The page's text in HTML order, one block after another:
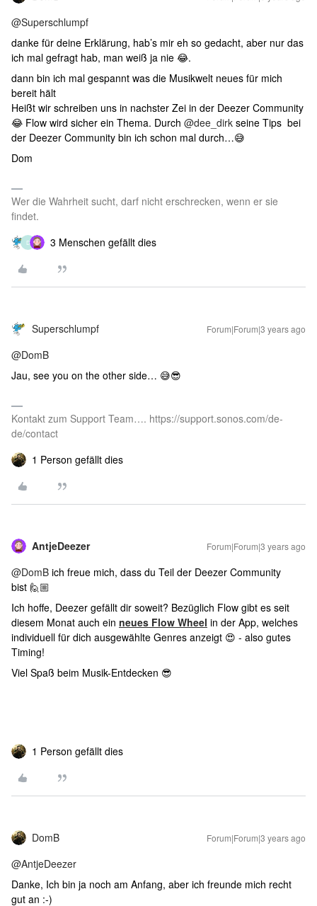
@Superschlumpf
danke für deine Erklärung, hab’s mir eh so gedacht, aber nur das
ich mal gefragt hab, man weiß ja nie 😂.
dann bin ich mal gespannt was die Musikwelt neues für mich
bereit hält
Heißt wir schreiben uns in nachster Zei in der Deezer Community
😂 Flow wird sicher ein Thema. Durch @dee_dirk seine Tips bei
der Deezer Community bin ich schon mal durch…😅
Dom
Wer die Wahrheit sucht, darf nicht erschrecken, wenn er sie
findet.
D 3 Menschen gefällt dies
Superschlumpf Forum|Forum|3 years ago
@DomB
Jau, see you on the other side… 😅😎
Kontakt zum Support Team…. https://support.sonos.com/de-
de/contact
1 Person gefällt dies
AntjeDeezer Forum|Forum|3 years ago
@DomB ich freue mich, dass du Teil der Deezer Community
bist 🙋🏼
Ich hoffe, Deezer gefällt dir soweit? Bezüglich Flow gibt es seit
diesem Monat auch ein neues Flow Wheel in der App, welches
individuell für dich ausgewählte Genres anzeigt 😍 - also gutes
Timing!
Viel Spaß beim Musik-Entdecken 😎
1 Person gefällt dies
DomB Forum|Forum|3 years ago
@AntjeDeezer
Danke, Ich bin ja noch am Anfang, aber ich freunde mich recht
gut an :-)